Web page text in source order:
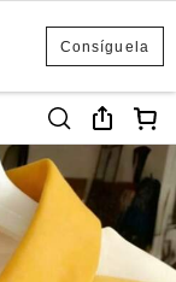
Consíguela